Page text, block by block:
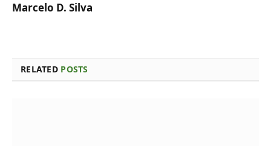
Marcelo D. Silva
RELATED POSTS